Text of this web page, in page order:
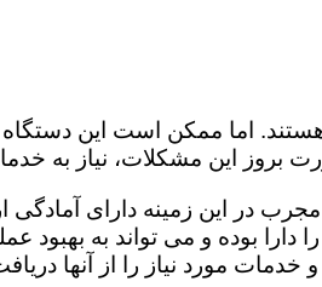
اما ممکن است این
این مشکلات، نیاز به
در این زمینه دارای آمادگی
بوده و می تواند به بهبود
مورد نیاز را از آنها